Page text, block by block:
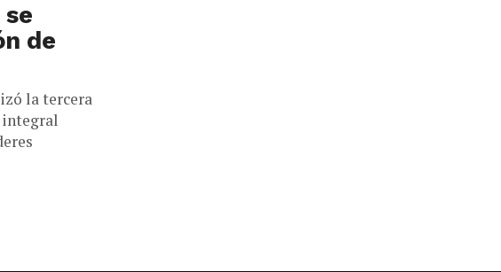
de
la tercera
integral